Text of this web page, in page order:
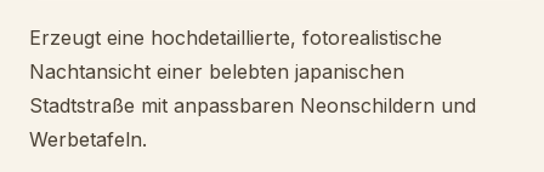
Prompts
Preise
Erzeugt eine hochdetaillierte, fotorealistische
Nachtansicht einer belebten japanischen
Stadtstraße mit anpassbaren Neonschildern und
Werbetafeln.